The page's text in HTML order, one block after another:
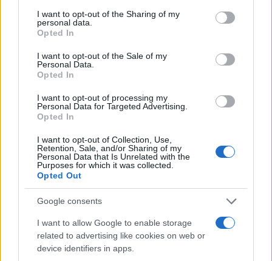
not limited to your visit or usage behaviour. You may click to
grant or deny consent to Google and its third-party tags to
use your data for below specified purposes in below Google
consent section.
I want to opt-out of the Sharing of my
personal data.
Opted In
I want to opt-out of the Sale of my
Personal Data.
Opted In
I want to opt-out of processing my
Personal Data for Targeted Advertising.
Opted In
I want to opt-out of Collection, Use,
Retention, Sale, and/or Sharing of my
Personal Data that Is Unrelated with the
Purposes for which it was collected.
Opted Out
Google consents
I want to allow Google to enable storage
related to advertising like cookies on web or
device identifiers in apps.
Come scegliere un fitness tracker elegante e
funzionale
FITNESS